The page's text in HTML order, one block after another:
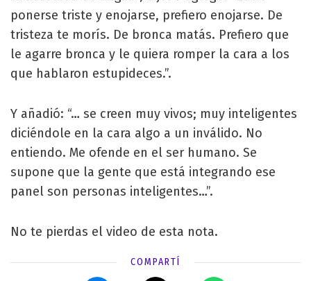
ponerse triste y enojarse, prefiero enojarse. De
tristeza te morís. De bronca matás. Prefiero que
le agarre bronca y le quiera romper la cara a los
que hablaron estupideces.”.
Y añadió: “… se creen muy vivos; muy inteligentes
diciéndole en la cara algo a un inválido. No
entiendo. Me ofende en el ser humano. Se
supone que la gente que está integrando ese
panel son personas inteligentes…”.
No te pierdas el video de esta nota.
COMPARTÍ